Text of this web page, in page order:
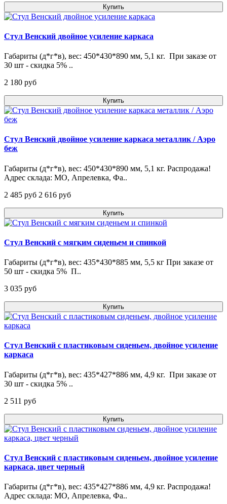
Купить
Стул Венский двойное усиление каркаса
Габариты (д*г*в), вес: 450*430*890 мм, 5,1 кг. При заказе от
30 шт - скидка 5% ..
2 180 pуб
Купить
Стул Венский двойное усиление каркаса металлик / Аэро
беж
Габариты (д*г*в), вес: 450*430*890 мм, 5,1 кг. Распродажа!
Адрес склада: МО, Апрелевка, Фа..
2 485 pуб 2 616 pуб
Купить
Стул Венский с мягким сиденьем и спинкой
Габариты (д*г*в), вес: 435*430*885 мм, 5,5 кг При заказе от
50 шт - скидка 5% П..
3 035 pуб
Купить
Стул Венский с пластиковым сиденьем, двойное усиление
каркаса
Габариты (д*г*в), вес: 435*427*886 мм, 4,9 кг. При заказе от
30 шт - скидка 5% ..
2 511 pуб
Купить
Стул Венский с пластиковым сиденьем, двойное усиление
каркаса, цвет черный
Габариты (д*г*в), вес: 435*427*886 мм, 4,9 кг. Распродажа!
Адрес склада: МО, Апрелевка, Фа..